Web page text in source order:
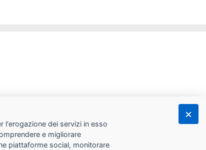
l'erogazione dei servizi in esso
e migliorare
piattaforme social, monitorare